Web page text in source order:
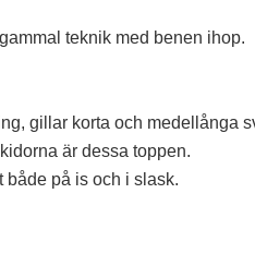
teknik med benen ihop.
gillar korta och medellånga
är dessa toppen.
både på is och i slask.